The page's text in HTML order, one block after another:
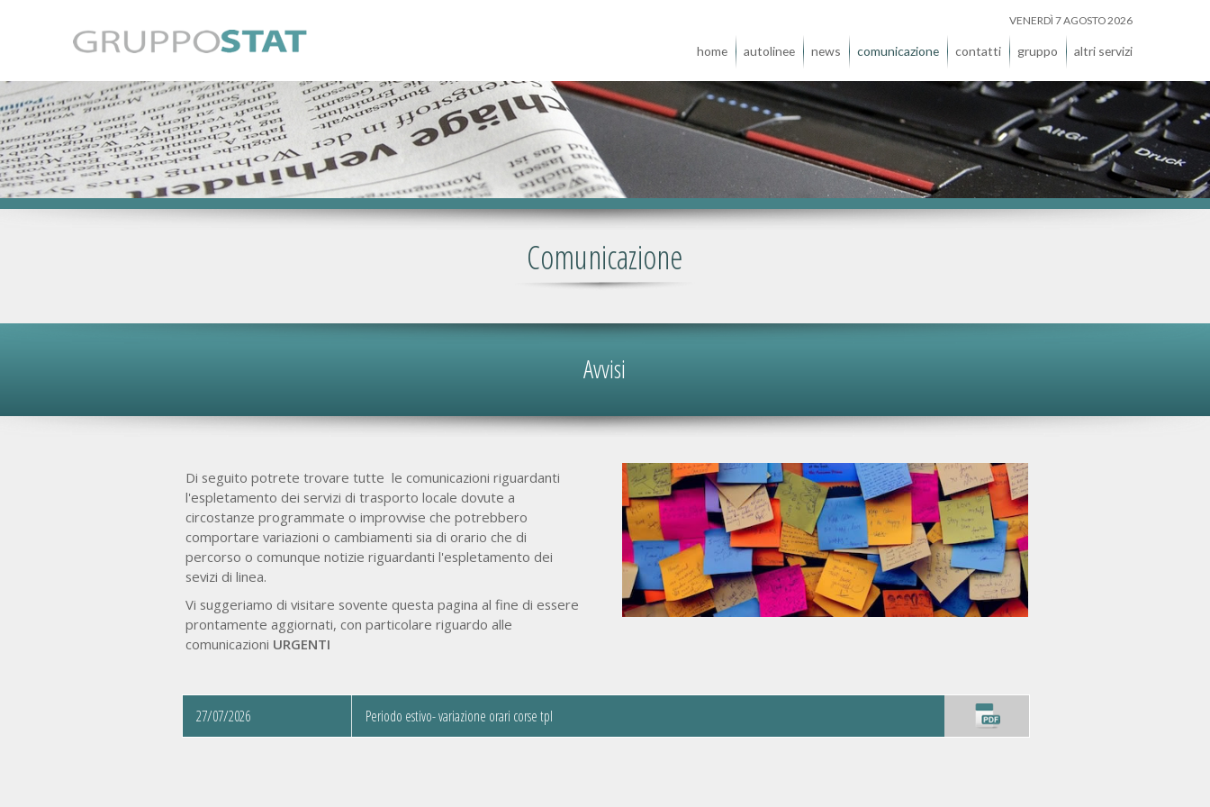
VENERDÌ 7 AGOSTO 2026
home autolinee news comunicazione contatti gruppo altri servizi
Comunicazione
Avvisi
Di seguito potrete trovare tutte le comunicazioni riguardanti
l'espletamento dei servizi di trasporto locale dovute a
circostanze programmate o improvvise che potrebbero
comportare variazioni o cambiamenti sia di orario che di
percorso o comunque notizie riguardanti l'espletamento dei
sevizi di linea.
Vi suggeriamo di visitare sovente questa pagina al fine di essere
prontamente aggiornati, con particolare riguardo alle
comunicazioni URGENTI
27/07/2026 Periodo estivo- variazione orari corse tpl